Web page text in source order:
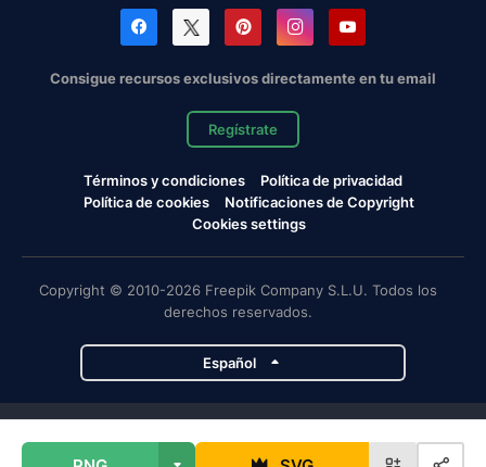
Consigue recursos exclusivos directamente en tu email
Regístrate
Términos y condiciones
Política de privacidad
Política de cookies
Notificaciones de Copyright
Cookies settings
Copyright © 2010-2026 Freepik Company S.L.U. Todos los
derechos reservados.
Español